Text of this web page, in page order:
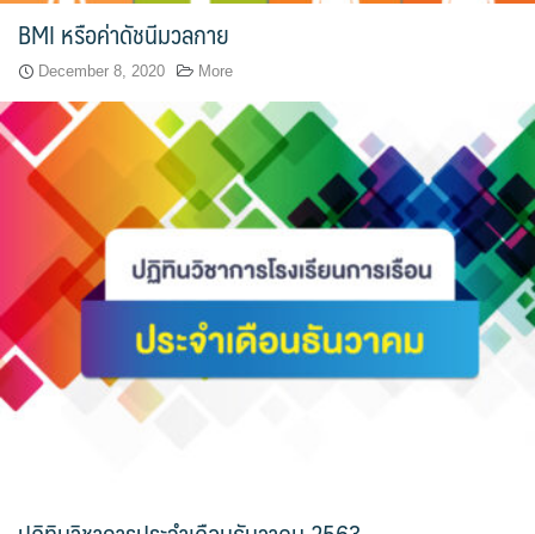
สาขาวิชาการกำหนดและการประกอบอาหาร
สาขาวิชาคหกรรมศาสตร์
สาขาวิชาอุตสาหกรรมการประกอบอาหาร
สาขาวิชาเทคโนโลยีการประกอบอาหารและการบริการ
สาขาวิชาเทคโนโลยีการแปรรูปอาหาร
สาขาวิชาเทคโนโลยีอาหาร
สาขาวิชาโภชนาการและการประกอบอาหาร
สาขาวิชาโภชนาการและการประกอบอาหารเพื่อการสร้างเสริม
หน้าแรก
BMI หรือค่าดัชนีมวลกาย
December 8, 2020 More